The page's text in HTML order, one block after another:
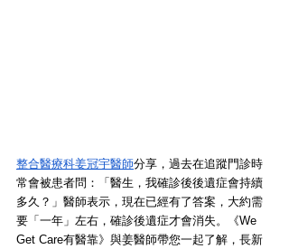
整合醫療科姜冠宇醫師分享，過去在追蹤門診時
常會被患者問：「醫生，我確診後後遺症會持續
多久？」醫師表示，現在已經有了答案，大約需
要「一年」左右，確診後遺症才會消失。《We
Get Care有醫靠》與姜醫師帶您一起了解，長新